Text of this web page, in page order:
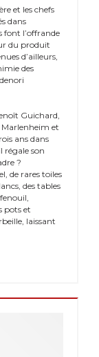
et les chefs
dans
font l’offrande
du produit
d’ailleurs,
des
Guichard,
Marlenheim et
ans dans
régale son
?
de rares toiles
des tables
pots et
laissant